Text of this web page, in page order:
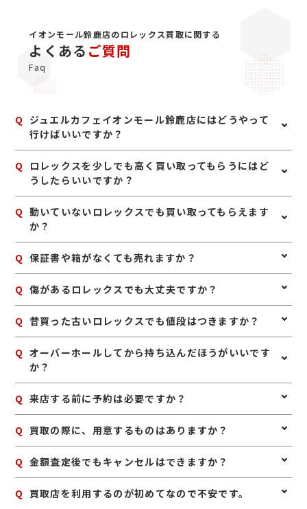
イオンモール鈴鹿店のロレックス買取に関する
よくある ご質問
Faq
Q ジュエルカフェイオンモール鈴鹿店にはどうやって
行けばいいですか？
A
お車の場合、国道23号線柳ランプウェイより中央道路へ
入り、亀山方面へ直進約5キロ。1号線からですと、汲川
原町交差点を鈴鹿サーキット方面へ。汲川原橋を渡り左
ス「白子駅行き」にご乗車いただき「イオンモール鈴鹿
正面前」にて下車。 イオンモール鈴鹿2階、無印良品さ
Q
ロレックスを少しでも高く買い取ってもらうにはど
うしたらいいですか？
A ロレックスは、箱、保証書、余りコマ、冊子などの付属
品がそろっていると、査定額に良い影響が出る場合があ
モデルは中古市場での需要も高いため、使わないと思っ
た段階で早めに査定へ出すこともポイントです。
Q 動いていないロレックスでも買い取ってもらえます
か？
A はい、不動のロレックスでも査定可能です。故障や長期
す。まずはそのままの状態でご相談ください。
Q 保証書や箱がなくても売れますか？
A はい、本体のみでも査定は可能です。保証書や箱、余り
っていないロレックスがあれば、お気軽にお持ちくださ
い。
Q 傷があるロレックスでも大丈夫ですか？
A はい、傷や使用感があるロレックスでも査定可能です。
があります。無理に磨かず、そのままお持ちいただくの
がおすすめです。
Q 昔買った古いロレックスでも値段はつきますか？
A はい、古いロレックスでも人気モデルや希少性のあるも
のは高く評価される場合があります。製造年が古くても
Q オーバーホールしてから持ち込んだほうがいいです
か？
A 無理にオーバーホールや修理をしてからお持ち込みいた
がおすすめです。状態を確認したうえでご案内いたしま
す。
Q 来店する前に予約は必要ですか？
A 予約は必要ありませんのでいつでもお越しいただけます
すとスムーズにご案内できます。
Q 買取の際に、用意するものはありますか？
A はい。身分証明書(運転免許証、マイナンバーカード、
Q 金額査定後でもキャンセルはできますか？
A お値段にご満足いただけない場合は、もちろんキャンセ
Q 買取店を利用するのが初めてなので不安です。